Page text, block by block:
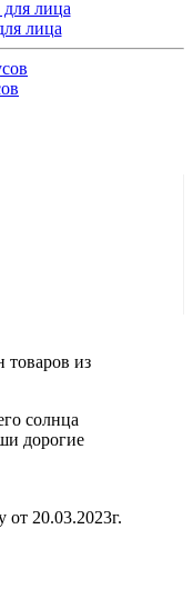
лица
товаров из
солнца
дорогие
от 20.03.2023г.